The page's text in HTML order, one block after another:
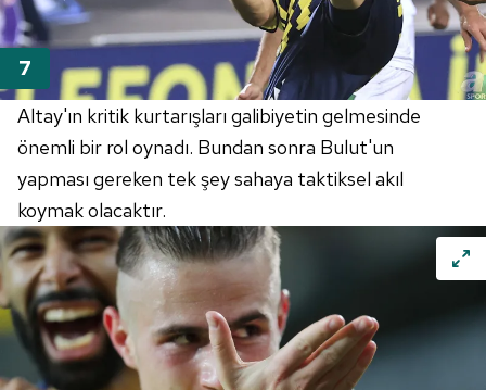
Altay'ın kritik kurtarışları galibiyetin gelmesinde
önemli bir rol oynadı. Bundan sonra Bulut'un
yapması gereken tek şey sahaya taktiksel akıl
koymak olacaktır.